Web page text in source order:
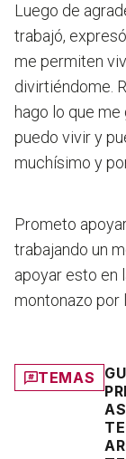
Luego de
trabajó,
me permiten
divirtiéndome.
hago lo que
puedo vivir y
muchísimo y
Prometo
trabajando un
apoyar esto en
montonazo por
TEMAS